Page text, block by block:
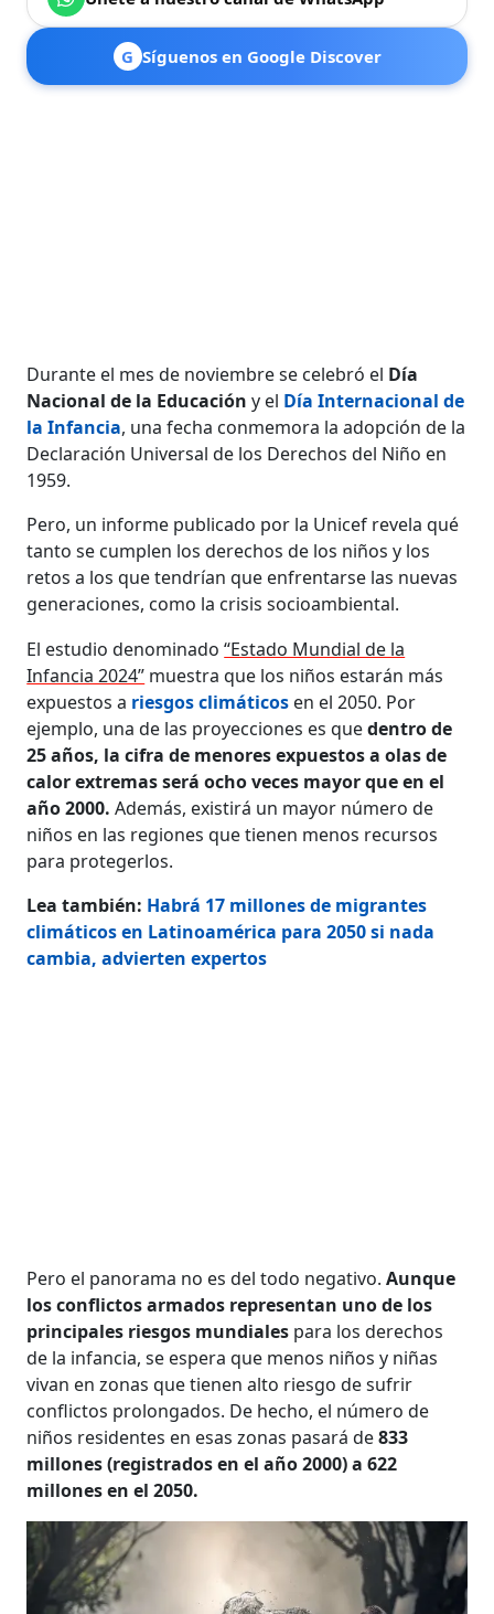
G Síguenos en Google Discover
Durante el mes de noviembre se celebró el Día
Nacional de la Educación y el Día Internacional de
la Infancia, una fecha conmemora la adopción de la
Declaración Universal de los Derechos del Niño en
1959.
Pero, un informe publicado por la Unicef revela qué
tanto se cumplen los derechos de los niños y los
retos a los que tendrían que enfrentarse las nuevas
generaciones, como la crisis socioambiental.
El estudio denominado“Estado Mundial de la
Infancia 2024” muestra que los niños estarán más
expuestos a riesgos climáticos en el 2050. Por
ejemplo, una de las proyecciones es quedentro de
25 años, la cifra de menores expuestos a olas de
calor extremas será ocho veces mayor que en el
año 2000.Además, existirá un mayor número de
niños en las regiones que tienen menos recursos
para protegerlos.
Lea también: Habrá 17 millones de migrantes
climáticos en Latinoamérica para 2050 si nada
cambia, advierten expertos
Pero el panorama no es del todo negativo.Aunque
los conflictos armados representan uno de los
principales riesgos mundiales para los derechos
de la infancia, se espera que menos niños y niñas
vivan en zonas que tienen alto riesgo de sufrir
conflictos prolongados. De hecho, el número de
niños residentes en esas zonas pasará de833
millones (registrados en el año 2000) a 622
millones en el 2050.